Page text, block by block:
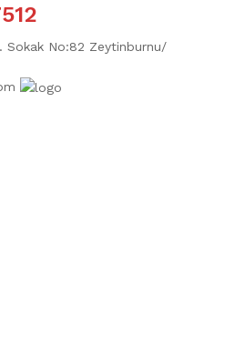
Sokak No:82 Zeytinburnu/